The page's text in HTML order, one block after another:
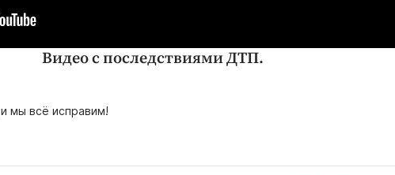
Видео с последствиями ДТП.
и мы всё исправим!